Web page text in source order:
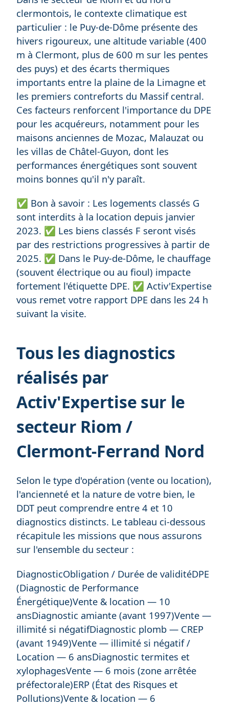
clermontois, le contexte climatique est
particulier : le Puy-de-Dôme présente des
hivers rigoureux, une altitude variable (400
m à Clermont, plus de 600 m sur les pentes
des puys) et des écarts thermiques
importants entre la plaine de la Limagne et
les premiers contreforts du Massif central.
Ces facteurs renforcent l'importance du DPE
pour les acquéreurs, notamment pour les
maisons anciennes de Mozac, Malauzat ou
les villas de Châtel-Guyon, dont les
performances énergétiques sont souvent
moins bonnes qu'il n'y paraît.
✅ Bon à savoir : Les logements classés G
sont interdits à la location depuis janvier
2023. ✅ Les biens classés F seront visés
par des restrictions progressives à partir de
2025. ✅ Dans le Puy-de-Dôme, le chauffage
(souvent électrique ou au fioul) impacte
fortement l'étiquette DPE. ✅ Activ'Expertise
vous remet votre rapport DPE dans les 24 h
suivant la visite.
Tous les diagnostics
réalisés par
Activ'Expertise sur le
secteur Riom /
Clermont-Ferrand Nord
Selon le type d'opération (vente ou location),
l'ancienneté et la nature de votre bien, le
DDT peut comprendre entre 4 et 10
diagnostics distincts. Le tableau ci-dessous
récapitule les missions que nous assurons
sur l'ensemble du secteur :
DiagnosticObligation / Durée de validitéDPE
(Diagnostic de Performance
Énergétique)Vente & location — 10
ansDiagnostic amiante (avant 1997)Vente —
illimité si négatifDiagnostic plomb — CREP
(avant 1949)Vente — illimité si négatif /
Location — 6 ansDiagnostic termites et
xylophagesVente — 6 mois (zone arrêtée
préfectorale)ERP (État des Risques et
Pollutions)Vente & location — 6